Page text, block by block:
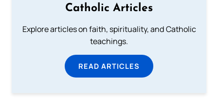
Catholic Articles
Explore articles on faith, spirituality, and Catholic
teachings.
READ ARTICLES